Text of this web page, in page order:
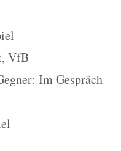
, VfB
Im Gespräch